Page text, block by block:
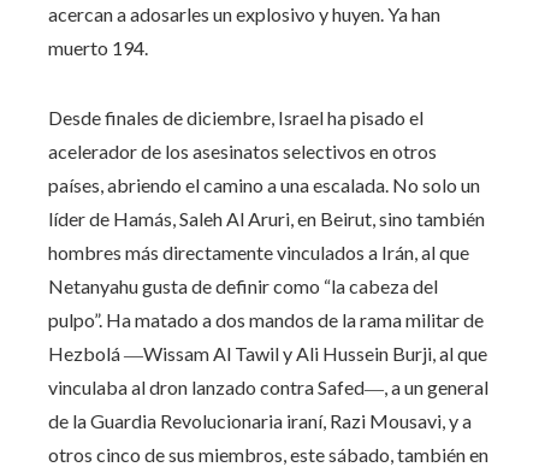
acercan a adosarles un explosivo y huyen. Ya han
muerto 194.
Desde finales de diciembre, Israel ha pisado el
acelerador de los asesinatos selectivos en otros
países, abriendo el camino a una escalada. No solo un
líder de Hamás, Saleh Al Aruri, en Beirut, sino también
hombres más directamente vinculados a Irán, al que
Netanyahu gusta de definir como “la cabeza del
pulpo”. Ha matado a dos mandos de la rama militar de
Hezbolá ―Wissam Al Tawil y Ali Hussein Burji, al que
vinculaba al dron lanzado contra Safed―, a un general
de la Guardia Revolucionaria iraní, Razi Mousavi, y a
otros cinco de sus miembros, este sábado, también en